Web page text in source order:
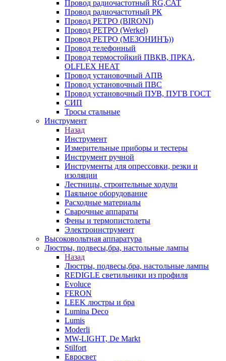
Провод радиочастотный RG,САТ
Провод радиочастотный РК
Провод РЕТРО (BIRONI)
Провод РЕТРО (Werkel)
Провод РЕТРО (МЕЗОНИНЪ))
Провод телефонный
Провод термостойкий ПВКВ, ПРКА,
OLFLEX HEAT
Провод установочный АПВ
Провод установочный ПВС
Провод установочный ПУВ, ПУГВ ГОСТ
СИП
Тросы стальные
Инструмент
Назад
Инструмент
Измерительные приборы и тестеры
Инструмент ручной
Инструменты для опрессовки, резки и
изоляции
Лестницы, строительные ходули
Паяльное оборудование
Расходные материалы
Сварочные аппараты
Фены и термопистолеты
Электроинструмент
Высоковольтная аппаратура
Люстры, подвесы,бра, настольные лампы
Назад
Люстры, подвесы,бра, настольные лампы
REDIGLE светильники из профиля
Evoluce
FERON
LEEK люстры и бра
Lumina Deco
Lumis
Moderli
MW-LIGHT, De Markt
Stilfort
Евросвет